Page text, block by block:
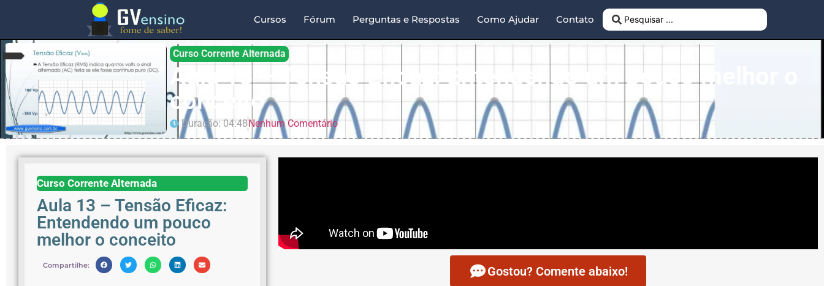
Cursos Fórum Perguntas e Respostas Como Ajudar Contato
Curso Corrente Alternada
Aula 13 – Tensão Eficaz: Entendendo um pouco melhor o
conceito
Duração: 04:48Nenhum Comentário
Curso Corrente Alternada
Aula 13 – Tensão Eficaz:
Entendendo um pouco
melhor o conceito
Compartilhe: Gostou? Comente abaixo!